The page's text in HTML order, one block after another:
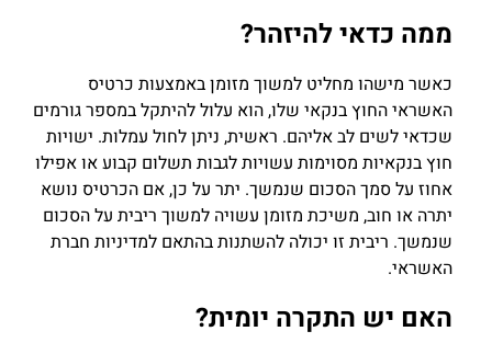
ממה כדאי להיזהר?
כאשר מישהו מחליט למשוך מזומן באמצעות כרטיס
האשראי החוץ בנקאי שלו, הוא עלול להיתקל במספר גורמים
שכדאי לשים לב אליהם. ראשית, ניתן לחול עמלות. ישויות
חוץ בנקאיות מסוימות עשויות לגבות תשלום קבוע או אפילו
אחוז על סמך הסכום שנמשך. יתר על כן, אם הכרטיס נושא
יתרה או חוב, משיכת מזומן עשויה למשוך ריבית על הסכום
שנמשך. ריבית זו יכולה להשתנות בהתאם למדיניות חברת
האשראי.
האם יש התקרה יומית?